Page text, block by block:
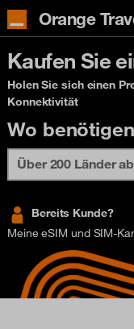
Orange
Kaufen Sie
Holen Sie sich einen
Konnektivität
Wo
Bereits Kunde?
Meine eSIM und SIM-